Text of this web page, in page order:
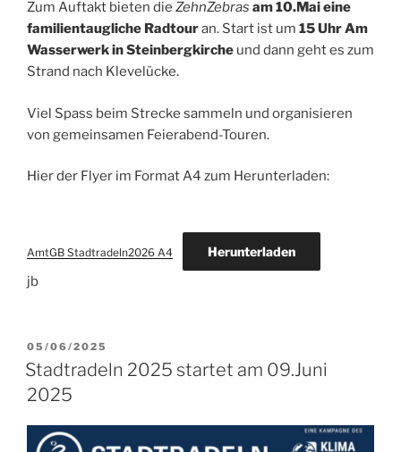
Zum Auftakt bieten die ZehnZebras am 10.Mai eine
familientaugliche Radtouran. Start ist um 15 Uhr Am
Wasserwerk in Steinbergkirche und dann geht es zum
Strand nach Klevelücke.
Viel Spass beim Strecke sammeln und organisieren
von gemeinsamen Feierabend-Touren.
Hier der Flyer im Format A4 zum Herunterladen:
AmtGB Stadtradeln2026 A4 Herunterladen
jb
VERÖFFENTLICHT
AM
05/06/2025
Stadtradeln 2025 startet am 09.Juni
2025